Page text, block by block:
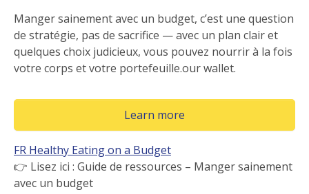
Manger sainement avec un budget, c’est une question
de stratégie, pas de sacrifice — avec un plan clair et
quelques choix judicieux, vous pouvez nourrir à la fois
votre corps et votre portefeuille.our wallet.
Learn more
FR Healthy Eating on a Budget
👉 Lisez ici : Guide de ressources – Manger sainement
avec un budget